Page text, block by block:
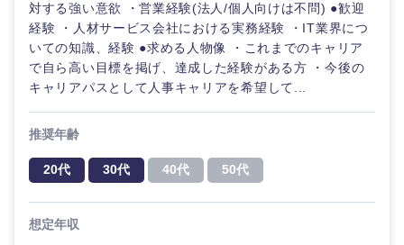
ご希望の職種を選択してください
経営企
画・事業
ご希望の職種を選択してください
経営企画・事業企画
経営ボード
管理
ご希望の業界を選択してください
商社・卸
エネルギー・資源・環境
自動車・機械・船舶
ご希望の勤務地を選択してください
北海道・東北地方
北海道 青森県
ご希望条件を入力ください
希望年収
推奨年齢
対する強い意欲 ・営業経験(法人/個人向けは不問) ●歓迎
経験 ・人材サービス会社における実務経験 ・IT業界につ
いての知識、経験 ●求める人物像 ・これまでのキャリア
で自ら高い目標を掲げ、達成した経験がある方 ・今後の
キャリアパスとして人事キャリアを希望して...
推奨年齢
20代 30代 40代 50代
想定年収